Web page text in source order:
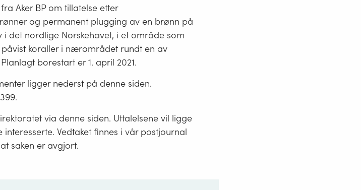
Aker BP om tillatelse etter
og permanent plugging av en brønn på
det nordlige Norskehavet, i et område som
koraller i nærområdet rundt en av
borestart er 1. april 2021.
ligger nederst på denne siden.
via denne siden. Uttalelsene vil ligge
Vedtaket finnes i vår postjournal
saken er avgjort.